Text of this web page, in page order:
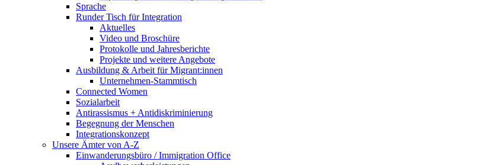
Sprache
Runder Tisch für Integration
Aktuelles
Video und Broschüre
Protokolle und Jahresberichte
Projekte und weitere Angebote
Ausbildung & Arbeit für Migrant:innen
Unternehmen-Stammtisch
Connected Women
Sozialarbeit
Antirassismus + Antidiskriminierung
Begegnung der Menschen
Integrationskonzept
Unsere Ämter von A-Z
Einwanderungsbüro / Immigration Office